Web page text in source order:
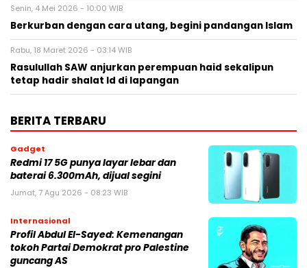
Senin, 4 Mei 2026 - 10:00 WIB
Berkurban dengan cara utang, begini pandangan Islam
Rabu, 18 Maret 2026 - 03:14 WIB
Rasulullah SAW anjurkan perempuan haid sekalipun
tetap hadir shalat Id di lapangan
BERITA TERBARU
Gadget
Redmi 17 5G punya layar lebar dan
baterai 6.300mAh, dijual segini
Jumat, 7 Agu 2026 - 08:23 WIB
Internasional
Profil Abdul El-Sayed: Kemenangan
tokoh Partai Demokrat pro Palestine
guncang AS